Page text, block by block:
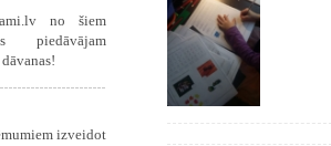
no šiem
piedāvājam
izveidot